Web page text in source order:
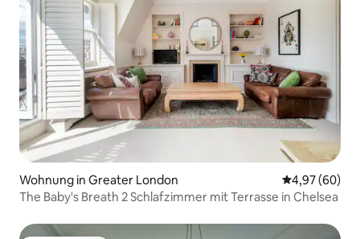
Wohnung in Greater London
4,97 (60)
The Baby's Breath 2 Schlafzimmer mit Terrasse in Chelsea